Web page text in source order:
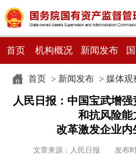
首页 机构概况 新闻发布
首页> 新闻发布> 媒体观
人民日报：中国宝武增
和抗风险能
改革激发企业内
文章来源：人民日报 发布时